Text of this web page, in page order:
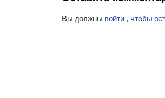
Вы должны войти , чтобы